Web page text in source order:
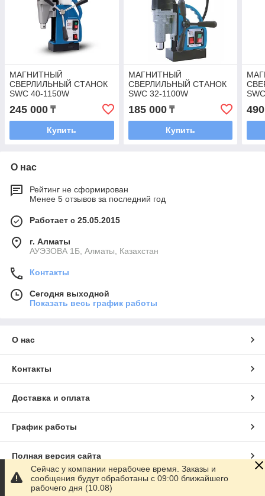
МАГНИТНЫЙ
СВЕРЛИЛЬНЫЙ СТАНОК
SWC 40-1150W
245 000 ₸
Купить
МАГНИТНЫЙ
СВЕРЛИЛЬНЫЙ СТАНОК
SWC 32-1100W
185 000₸
Купить
О нас
Рейтинг не сформирован
Менее 5 отзывов за последний год
Работает с 25.05.2015
г. Алматы
АУЭЗОВА 1Б, Алматы, Казахстан
Контакты
Сегодня выходной
Показать весь график работы
О нас
Контакты
Доставка и оплата
График работы
Полная версия сайта
Сайт создан на маркетплейсе
Сейчас у компании нерабочее время. Заказы и
сообщения будут обработаны с 09:00 ближайшего
рабочего дня (10.08)